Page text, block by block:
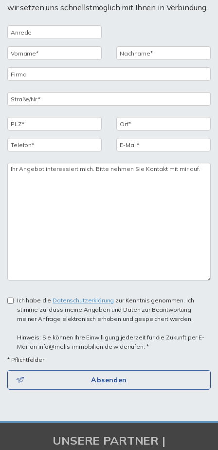
wir setzen uns schnellstmöglich mit Ihnen in Verbindung.
Ich habe die Datenschutzerklärung zur Kenntnis genommen. Ich
stimme zu, dass meine Angaben und Daten zur Beantwortung
meiner Anfrage elektronisch erhoben und gespeichert werden.
Hinweis: Sie können Ihre Einwilligung jederzeit für die Zukunft per E-
Mail an info@melis-immobilien.de widerrufen. *
* Pflichtfelder
Absenden
UNSERE PARTNER |